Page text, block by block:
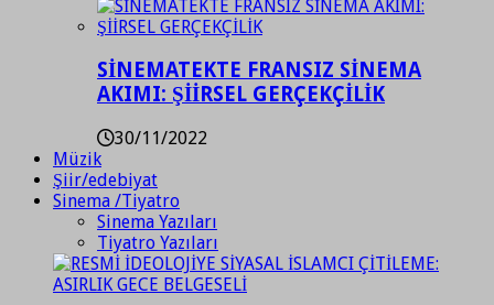
SİNEMATEKTE FRANSIZ SİNEMA
AKIMI: ŞİİRSEL GERÇEKÇİLİK
30/11/2022
Müzik
Şiir/edebiyat
Sinema /Tiyatro
Sinema Yazıları
Tiyatro Yazıları